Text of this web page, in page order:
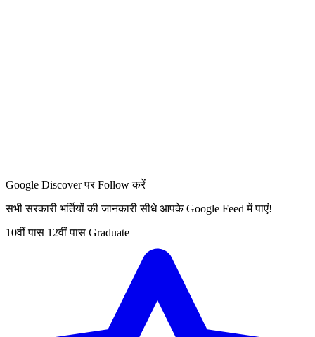
Google Discover पर Follow करें
सभी सरकारी भर्तियों की जानकारी सीधे आपके Google Feed में पाएं!
10वीं पास 12वीं पास Graduate